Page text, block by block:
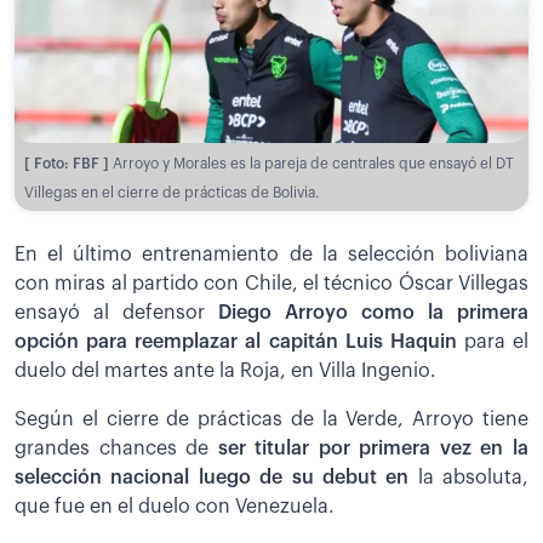
[ Foto: FBF ] Arroyo y Morales es la pareja de centrales que ensayó el DT
Villegas en el cierre de prácticas de Bolivia.
En el último entrenamiento de la selección boliviana
con miras al partido con Chile, el técnico Óscar Villegas
ensayó al defensor
Diego Arroyo como la primera
opción para reemplazar al capitán Luis Haquin para el
duelo del martes ante la Roja, en Villa Ingenio.
Según el cierre de prácticas de la Verde, Arroyo tiene
grandes chances de ser titular por primera vez en la
selección nacional luego de su debut en la absoluta,
que fue en el duelo con Venezuela.